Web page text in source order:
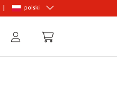
polski